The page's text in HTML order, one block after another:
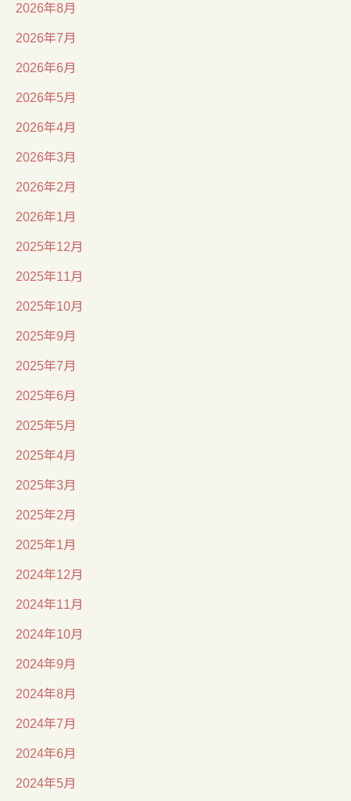
2026年8月
2026年7月
2026年6月
2026年5月
2026年4月
2026年3月
2026年2月
2026年1月
2025年12月
2025年11月
2025年10月
2025年9月
2025年7月
2025年6月
2025年5月
2025年4月
2025年3月
2025年2月
2025年1月
2024年12月
2024年11月
2024年10月
2024年9月
2024年8月
2024年7月
2024年6月
2024年5月